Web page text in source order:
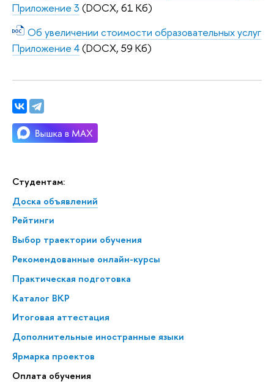
Студентам:
Доска объявлений
Рейтинги
Выбор траектории обучения
Рекомендованные онлайн-курсы
Практическая подготовка
Каталог ВКР
Итоговая аттестация
Дополнительные иностранные языки
Ярмарка проектов
Оплата обучения
Приложение 3 (DOCX, 61 Кб)
Об увеличении стоимости образовательных услуг
Приложение 4(DOCX, 59 Кб)